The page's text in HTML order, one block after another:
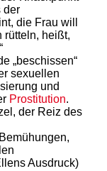
der
die Frau will
rütteln, heißt,
„beschissen“
sexuellen
und
Prostitution.
der Reiz des
Ausdruck)